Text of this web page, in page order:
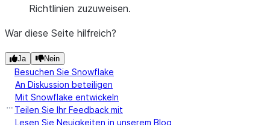
Richtlinien zuzuweisen.
War diese Seite hilfreich?
Ja Nein
Besuchen Sie Snowflake
An Diskussion beteiligen
Mit Snowflake entwickeln
Teilen Sie Ihr Feedback mit
Lesen Sie Neuigkeiten in unserem Blog